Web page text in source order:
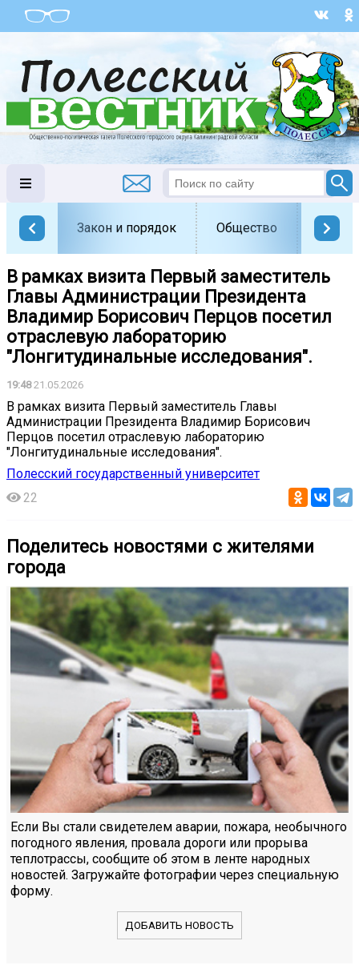
Закон и порядок Общество
В рамках визита Первый заместитель
Главы Администрации Президента
Владимир Борисович Перцов посетил
отраслевую лабораторию
"Лонгитудинальные исследования".
19:4821.05.2026
В рамках визита Первый заместитель Главы
Администрации Президента Владимир Борисович
Перцов посетил отраслевую лабораторию
"Лонгитудинальные исследования".
Полесский государственный университет
22
Поделитесь новостями с жителями
города
Если Вы стали свидетелем аварии, пожара, необычного
погодного явления, провала дороги или прорыва
теплотрассы, сообщите об этом в ленте народных
новостей. Загружайте фотографии через специальную
форму.
ДОБАВИТЬ НОВОСТЬ